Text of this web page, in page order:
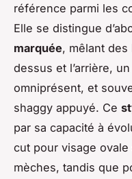
référence parmi les
Elle se distingue
marquée, mêlant
dessus et l’arrière,
omniprésent, et
shaggy appuyé. Ce
par sa capacité à
cut pour visage
mèches, tandis que